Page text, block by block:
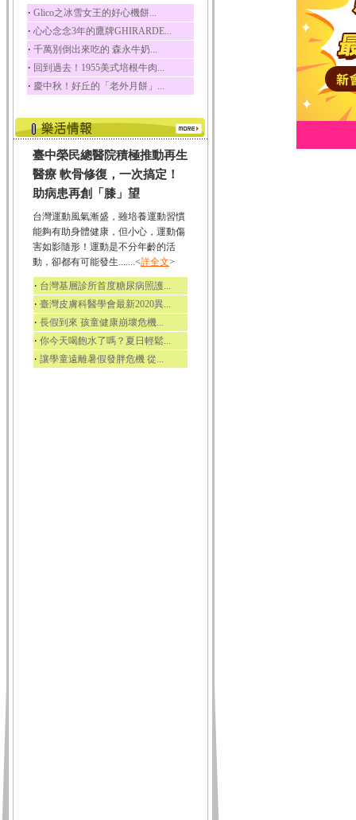
五味子
五味子性質溫熱所含營
養成分有揮發油、檸...
草魚
草魚含有維生素A、維生
素C、及豐富的蛋白...
‧ Glico之冰雪女王的好心機餅...
‧ 心心念念3年的鷹牌GHIRARDE...
‧ 千萬別倒出來吃的 森永牛奶...
‧ 回到過去！1955美式培根牛肉...
‧ 慶中秋！好丘的「老外月餅」...
臺中榮民總醫院積極推動再生
醫療 軟骨修復，一次搞定！
助病患再創「膝」望
台灣運動風氣漸盛，雖培養運動習慣
能夠有助身體健康，但小心，運動傷
害如影隨形！運動是不分年齡的活
動，卻都有可能發生.......<詳全文>
‧ 台灣基層診所首度糖尿病照護...
‧ 臺灣皮膚科醫學會最新2020異...
‧ 長假到來 孩童健康崩壞危機...
‧ 你今天喝飽水了嗎？夏日輕鬆...
‧ 讓學童遠離暑假發胖危機 從...